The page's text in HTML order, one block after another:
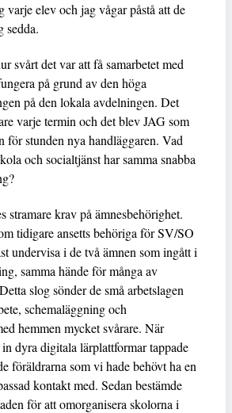
varje elev och jag vågar påstå att de
sedda.
svårt det var att få samarbetet med
på grund av den höga
på den lokala avdelningen. Det
varje termin och det blev JAG som
för stunden nya handläggaren. Vad
och socialtjänst har samma snabba
stramare krav på ämnesbehörighet.
tidigare ansetts behöriga för SV/SO
undervisa i de två ämnen som ingått i
samma hände för många av
slog sönder de små arbetslagen
schemaläggning och
hemmen mycket svårare. När
dyra digitala lärplattformar tappade
föräldrarna som vi hade behövt ha en
kontakt med. Sedan bestämde
för att omorganisera skolorna i